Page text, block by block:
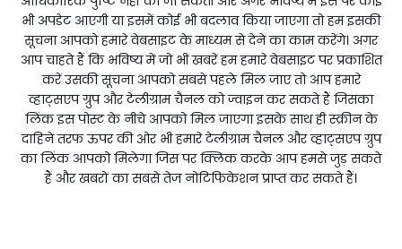
भी अपडेट आएगी या इसमें कोई भी बदलाव किया जाएगा तो हम इसकी
सूचना आपको हमारे वेबसाइट के माध्यम से देने का काम करेंगे। अगर
आप चाहते हैं कि भविष्य में जो भी खबरें हम हमारे वेबसाइट पर प्रकाशित
करें उसकी सूचना आपको सबसे पहले मिल जाए तो आप हमारे
व्हाट्सएप ग्रुप और टेलीग्राम चैनल को ज्वाइन कर सकते हैं जिसका
लिंक इस पोस्ट के नीचे आपको मिल जाएगा इसके साथ ही स्क्रीन के
दाहिने तरफ ऊपर की ओर भी हमारे टेलीग्राम चैनल और व्हाट्सएप ग्रुप
का लिंक आपको मिलेगा जिस पर क्लिक करके आप हमसे जुड़ सकते
हैं और खबरों का सबसे तेज नोटिफिकेशन प्राप्त कर सकते हैं।